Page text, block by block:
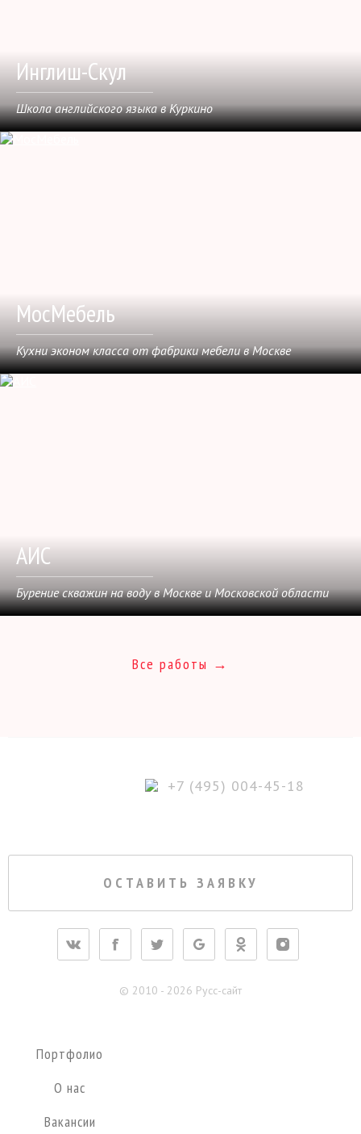
Инглиш-Скул
Школа английского языка в Куркино
МосМебель
Кухни эконом класса от фабрики мебели в Москве
АИС
Бурение скважин на воду в Москве и Московской области
Все работы →
+7 (495) 004-45-18
© 2010 - 2026 Русс-сайт
Портфолио
О нас
Вакансии
ОСТАВИТЬ ЗАЯВКУ